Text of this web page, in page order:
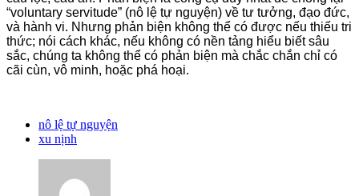
“voluntary servitude” (nô lệ tự nguyện) về tư tưởng, đạo đức,
và hành vi. Nhưng phản biện không thể có được nếu thiếu tri
thức; nói cách khác, nếu không có nền tảng hiểu biết sâu
sắc, chúng ta không thể có phản biện mà chắc chắn chỉ có
cãi cùn, vô minh, hoặc phá hoại.
nô lệ tự nguyện
xu nịnh